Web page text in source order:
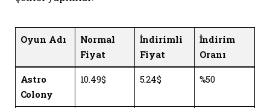
Oyun Adı
Normal
Fiyat
İndirimli
Fiyat
İndirim
Oranı
Astro
Colony
10.49$ 5.24$ %50